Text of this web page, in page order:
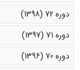
دوره 72 (1398)
دوره 71 (1397)
دوره 70 (1396)